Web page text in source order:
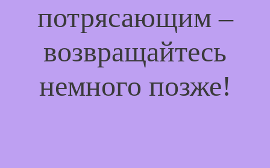
потрясающим –
возвращайтесь
немного позже!